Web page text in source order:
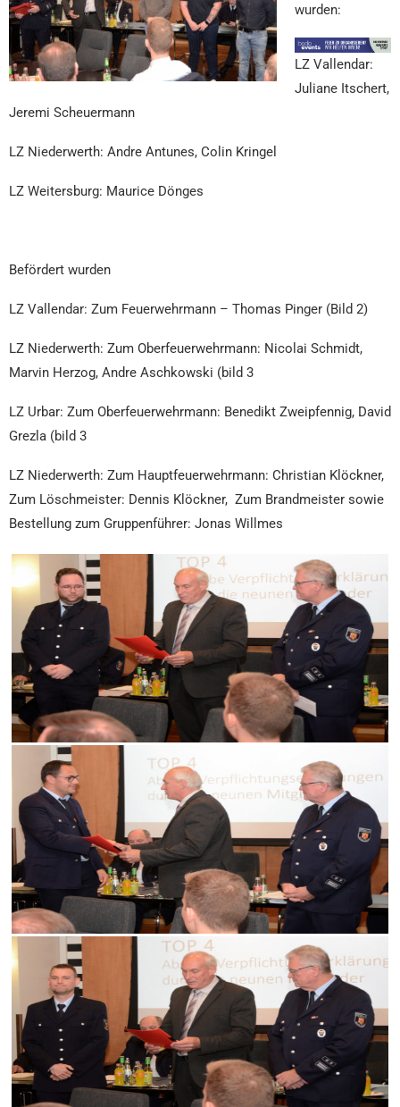
wurden:
LZ Vallendar:
Juliane Itschert,
Jeremi Scheuermann
LZ Niederwerth: Andre Antunes, Colin Kringel
LZ Weitersburg: Maurice Dönges
Befördert wurden
LZ Vallendar: Zum Feuerwehrmann – Thomas Pinger (Bild 2)
LZ Niederwerth: Zum Oberfeuerwehrmann: Nicolai Schmidt,
Marvin Herzog, Andre Aschkowski (bild 3
LZ Urbar: Zum Oberfeuerwehrmann: Benedikt Zweipfennig, David
Grezla (bild 3
LZ Niederwerth: Zum Hauptfeuerwehrmann: Christian Klöckner,
Zum Löschmeister: Dennis Klöckner, Zum Brandmeister sowie
Bestellung zum Gruppenführer: Jonas Willmes